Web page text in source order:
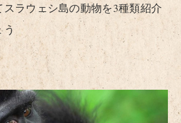
ラウェシ島の動物を3種類紹介